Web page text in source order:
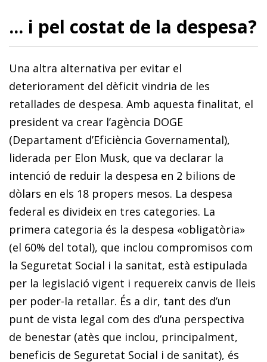
... i pel costat de la despesa?
Una altra alternativa per evitar el
deteriorament del dèficit vindria de les
retallades de despesa. Amb aquesta finalitat, el
president va crear l’agència DOGE
(Departament d’Eficiència Governamental),
liderada per Elon Musk, que va declarar la
intenció de reduir la despesa en 2 bilions de
dòlars en els 18 propers mesos. La despesa
federal es divideix en tres categories. La
primera categoria és la despesa «obligatòria»
(el 60% del total), que inclou compromisos com
la Seguretat Social i la sanitat, està estipulada
per la legislació vigent i requereix canvis de lleis
per poder-la retallar. És a dir, tant des d’un
punt de vista legal com des d’una perspectiva
de benestar (atès que inclou, principalment,
beneficis de Seguretat Social i de sanitat), és